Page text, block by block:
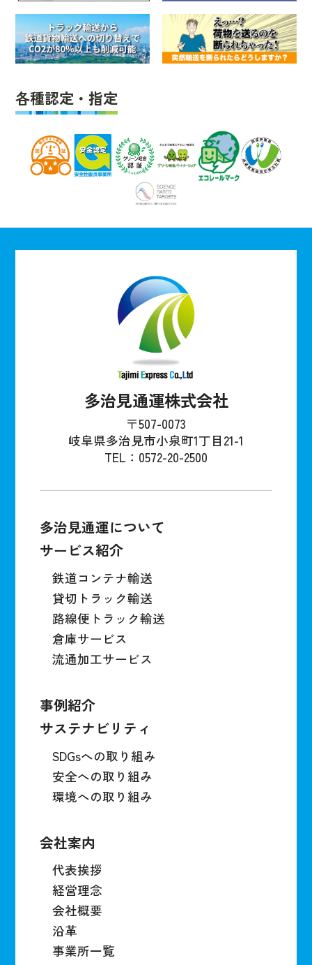
各種認定・指定
多治見通運株式会社
〒507-0073
岐阜県多治見市小泉町1丁目21-1
TEL：0572-20-2500
多治見通運について
サービス紹介
鉄道コンテナ輸送
貸切トラック輸送
路線便トラック輸送
倉庫サービス
流通加工サービス
事例紹介
サステナビリティ
SDGsへの取り組み
安全への取り組み
環境への取り組み
会社案内
代表挨拶
経営理念
会社概要
沿革
事業所一覧